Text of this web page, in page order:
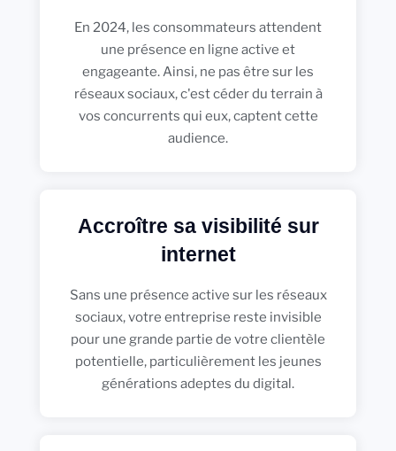
En 2024, les consommateurs attendent
une présence en ligne active et
engageante. Ainsi, ne pas être sur les
réseaux sociaux, c'est céder du terrain à
vos concurrents qui eux, captent cette
audience.
Accroître sa visibilité sur
internet
Sans une présence active sur les réseaux
sociaux, votre entreprise reste invisible
pour une grande partie de votre clientèle
potentielle, particulièrement les jeunes
générations adeptes du digital.